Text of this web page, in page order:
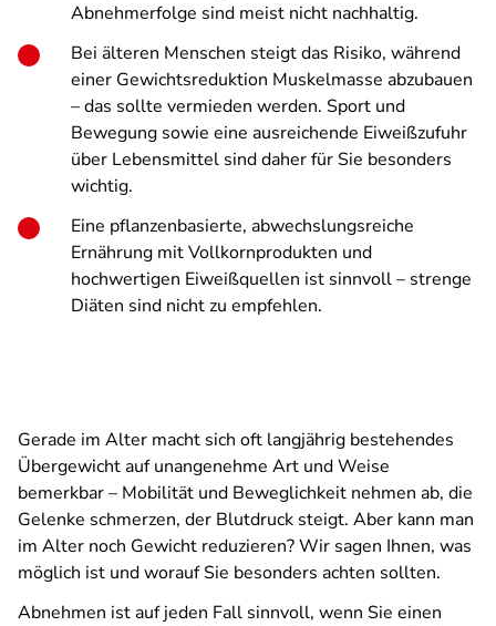
Abnehmerfolge sind meist nicht nachhaltig.
Bei älteren Menschen steigt das Risiko, während
einer Gewichtsreduktion Muskelmasse abzubauen
– das sollte vermieden werden. Sport und
Bewegung sowie eine ausreichende Eiweißzufuhr
über Lebensmittel sind daher für Sie besonders
wichtig.
Eine pflanzenbasierte, abwechslungsreiche
Ernährung mit Vollkornprodukten und
hochwertigen Eiweißquellen ist sinnvoll – strenge
Diäten sind nicht zu empfehlen.
Gerade im Alter macht sich oft langjährig bestehendes
Übergewicht auf unangenehme Art und Weise
bemerkbar – Mobilität und Beweglichkeit nehmen ab, die
Gelenke schmerzen, der Blutdruck steigt. Aber kann man
im Alter noch Gewicht reduzieren? Wir sagen Ihnen, was
möglich ist und worauf Sie besonders achten sollten.
Abnehmen ist auf jeden Fall sinnvoll, wenn Sie einen